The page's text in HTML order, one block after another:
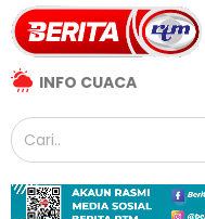
INFO CUACA